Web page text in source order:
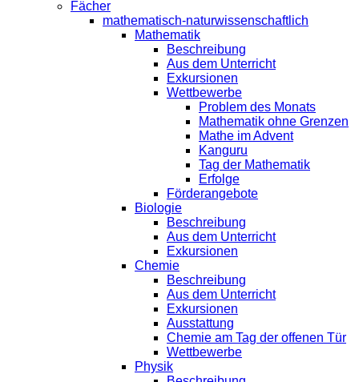
Fächer
mathematisch-naturwissenschaftlich
Mathematik
Beschreibung
Aus dem Unterricht
Exkursionen
Wettbewerbe
Problem des Monats
Mathematik ohne Grenzen
Mathe im Advent
Kanguru
Tag der Mathematik
Erfolge
Förderangebote
Biologie
Beschreibung
Aus dem Unterricht
Exkursionen
Chemie
Beschreibung
Aus dem Unterricht
Exkursionen
Ausstattung
Chemie am Tag der offenen Tür
Wettbewerbe
Physik